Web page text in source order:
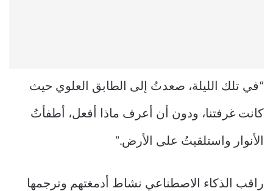
“في تلك الليلة، صعدتُ إلى الطابق العلوي حيث
كانت غرفتنا، ودون أن أعرف ماذا أفعل، أطفأتُ
الأنوار واستلقيتُ على الأرض.”
راقب الذكاء الاصطناعي نشاط أدمغتهم وترجمها